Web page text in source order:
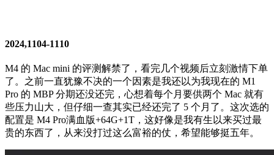
2024,1104-1110
M4 的 Mac mini 的评测解禁了，看完几个视频后立刻激情下单
了。之前一直犹豫不决的一个因素是我还以为我现在的 M1
Pro 的 MBP 分期还没还完，心想着每个月要供两个 Mac 就有
些压力山大，但仔细一查其实已经还完了 5 个月了。这次选的
配置是 M4 Pro满血版+64G+1T，这好像是我有生以来买过最
贵的东西了，从来没打过这么富裕的仗，希望能够挺五年。